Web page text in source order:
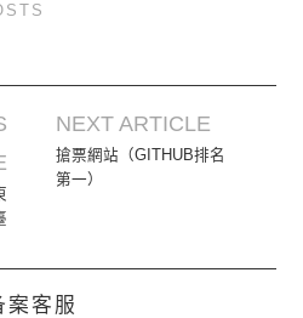
NEXT ARTICLE
搶票網站（GITHUB排名
第一）
案客服